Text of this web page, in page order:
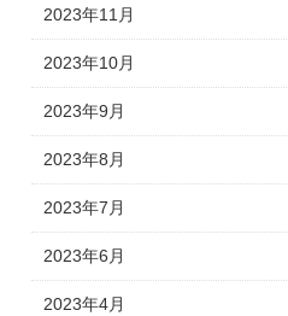
2023年11月
2023年10月
2023年9月
2023年8月
2023年7月
2023年6月
2023年4月